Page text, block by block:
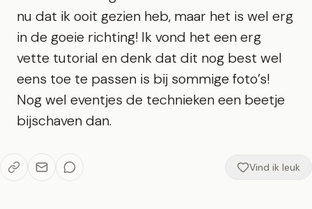
nu dat ik ooit gezien heb, maar het is wel erg
in de goeie richting! Ik vond het een erg
vette tutorial en denk dat dit nog best wel
eens toe te passen is bij sommige foto’s!
Nog wel eventjes de technieken een beetje
bijschaven dan.
Vind ik leuk